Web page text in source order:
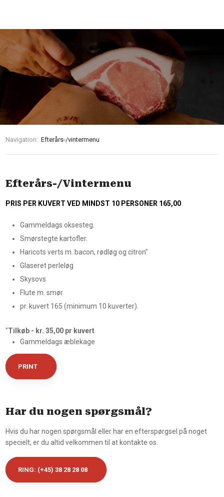
Navigation: Efterårs-/vintermenu
Efterårs-/Vintermenu
PRIS PER KUVERT VED MINDST 10 PERSONER 165,00
Gammeldags oksesteg.
Smørstegte kartofler.
Haricots verts m. bacon, rødløg og citron"
Glaseret perleløg
Skysovs
Flute m. smør
pr. kuvert 165 (minimum 10 kuverter).
​"Tilkøb - kr. 35,00 pr kuvert
Gammeldags æblekage
PRINT​
Har du nogen spørgsmål?
​Hvis du har nogen spørgsmål eller har en efterspørgsel på noget
specielt, er du altid velkommen til at kontakte os.
​RING: (+45) 38 28 28 08​​